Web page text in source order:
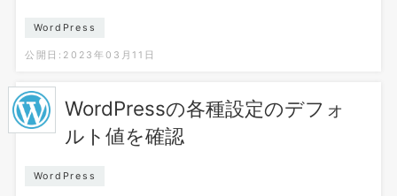
WordPress
公開日:2023年03月11日
WordPressの各種設定のデフォ
ルト値を確認
WordPress